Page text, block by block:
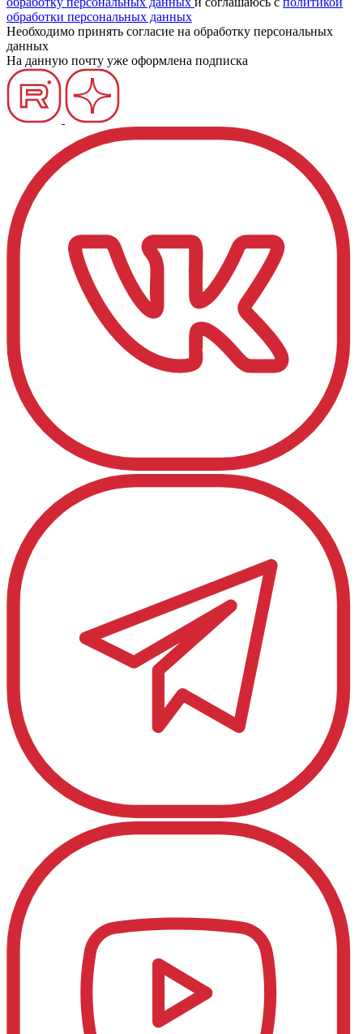
обработки персональных данных
Необходимо принять согласие на обработку персональных
данных
На данную почту уже оформлена подписка